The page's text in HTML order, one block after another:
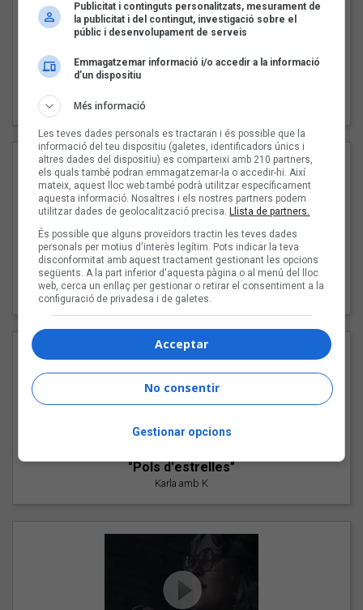
Pep Álvarez amb Joan Muntaner (Xanguito)
"Les cabres"
94 Rules amb Compte
"Pols d'estrelles"
Karla amb K
Publicitat i continguts personalitzats, mesurament de
la publicitat i del contingut, investigació sobre el
públic i desenvolupament de serveis
Emmagatzemar informació i/o accedir a la informació
d’un dispositiu
Més informació
Les teves dades personals es tractaran i és possible que la
informació del teu dispositiu (galetes, identificadors únics i
altres dades del dispositiu) es comparteixi amb 210 partners,
els quals també podran emmagatzemar-la o accedir-hi. Així
mateix, aquest lloc web també podrà utilitzar específicament
aquesta informació. Nosaltres i els nostres partners podem
utilitzar dades de geolocalització precisa.Llista de partners.
És possible que alguns proveïdors tractin les teves dades
personals per motius d'interès legítim. Pots indicar la teva
disconformitat amb aquest tractament gestionant les opcions
següents. A la part inferior d'aquesta pàgina o al menú del lloc
web, cerca un enllaç per gestionar o retirar el consentiment a la
configuració de privadesa i de galetes.
Acceptar
No consentir
Gestionar opcions